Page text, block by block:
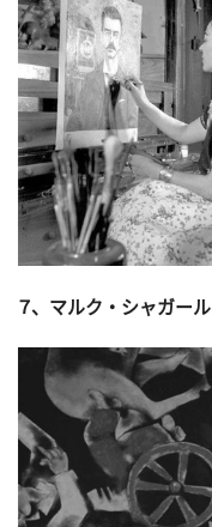
７、マルク・シャガール